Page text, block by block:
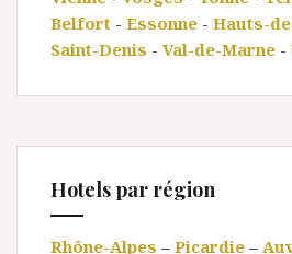
Belfort - Essonne - Hauts-
Saint-Denis - Val-de-Marne -
Hotels par région
Rhône-Alpes – Picardie –